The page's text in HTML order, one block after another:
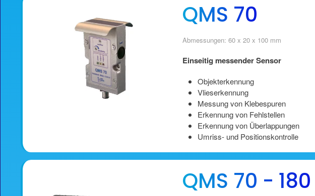
QMS 70
Abmessungen: 60 x 20 x 100 mm
Einseitig messender Sensor
Objekterkennung
Vlieserkennung
Messung von Klebespuren
Erkennung von Fehlstellen
Erkennung von Überlappungen
Umriss- und Positionskontrolle
QMS 70 - 180